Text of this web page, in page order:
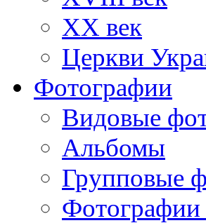
ХХ век
Церкви
Фотографии
Видовые
Альбомы
Групповые
Фотографии